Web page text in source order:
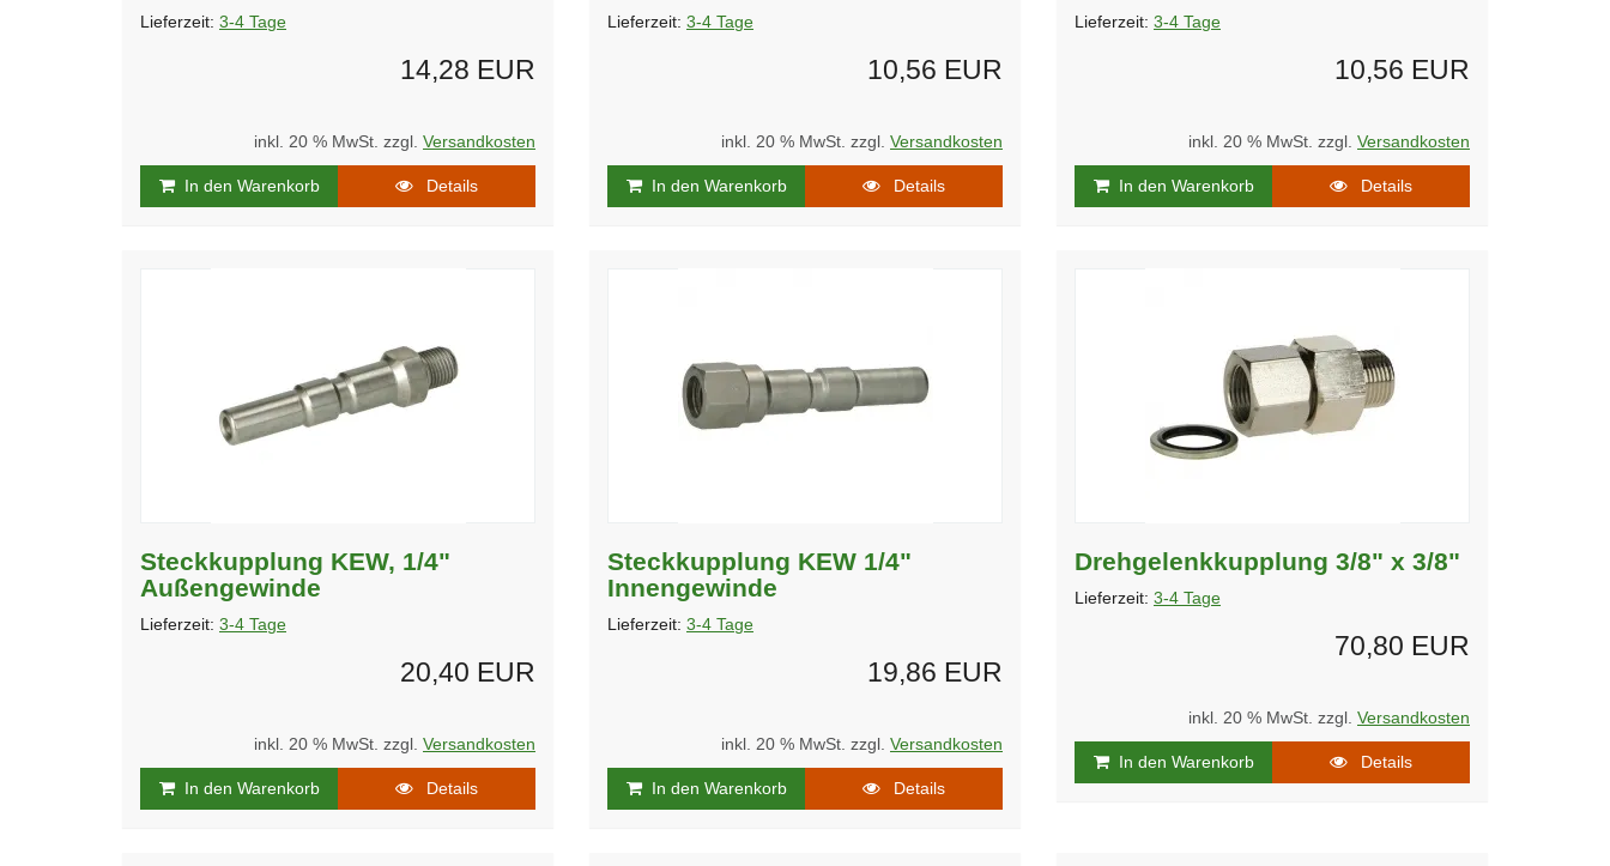
Lieferzeit: 3-4 Tage
14,28 EUR
inkl. 20 % MwSt. zzgl. Versandkosten
In den Warenkorb Details
Lieferzeit: 3-4 Tage
10,56 EUR
inkl. 20 % MwSt. zzgl. Versandkosten
In den Warenkorb Details
Lieferzeit: 3-4 Tage
10,56 EUR
inkl. 20 % MwSt. zzgl. Versandkosten
In den Warenkorb Details
Steckkupplung KEW, 1/4"
Außengewinde
Lieferzeit: 3-4 Tage
20,40 EUR
inkl. 20 % MwSt. zzgl. Versandkosten
In den Warenkorb Details
Steckkupplung KEW 1/4"
Innengewinde
Lieferzeit: 3-4 Tage
19,86 EUR
inkl. 20 % MwSt. zzgl. Versandkosten
In den Warenkorb Details
Drehgelenkkupplung 3/8" x 3/8"
Lieferzeit: 3-4 Tage
70,80 EUR
inkl. 20 % MwSt. zzgl. Versandkosten
In den Warenkorb Details